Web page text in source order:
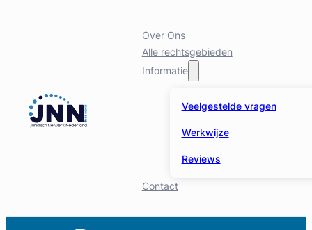
Over Ons
Alle rechtsgebieden
Informatie
Veelgestelde vragen
Werkwijze
Reviews
Contact